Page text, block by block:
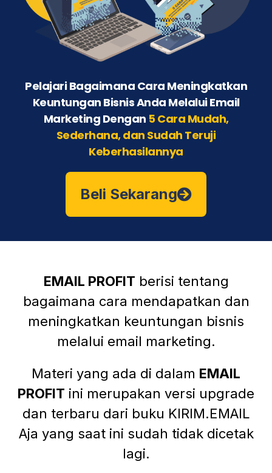
Pelajari Bagaimana Cara Meningkatkan
Keuntungan Bisnis Anda Melalui Email
Marketing Dengan 5 Cara Mudah,
Sederhana, dan Sudah Teruji
Keberhasilannya
Beli Sekarang
EMAIL PROFIT berisi tentang
bagaimana cara mendapatkan dan
meningkatkan keuntungan bisnis
melalui email marketing.
Materi yang ada di dalam EMAIL
PROFIT ini merupakan versi upgrade
dan terbaru dari buku KIRIM.EMAIL
Aja yang saat ini sudah tidak dicetak
lagi.